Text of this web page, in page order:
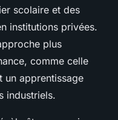
scolaire et des
institutions privées.
plus
comme celle
un apprentissage
industriels.